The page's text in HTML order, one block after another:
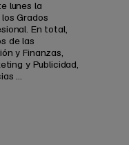
lunes la
Grados
En total,
de las
y Finanzas,
y Publicidad,
...